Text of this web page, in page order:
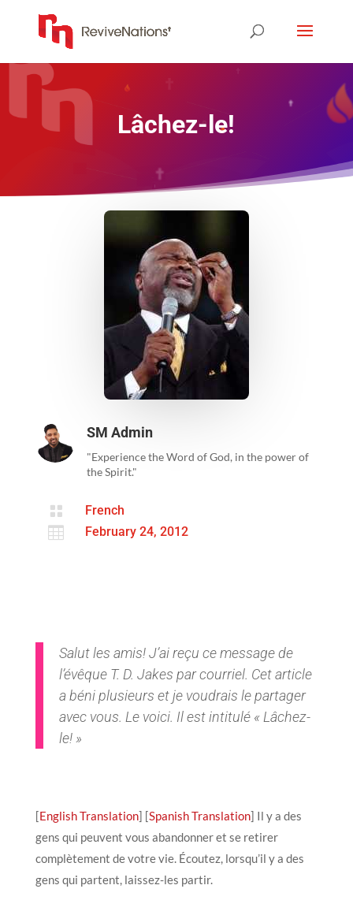
Lâchez-le!
SM Admin
"Experience the Word of God, in the power of
the Spirit."
 French
 February 24, 2012
Salutles amis!J’ai reçu ce message de
l’évêque T. D. Jakes par courriel. Cet article
a béni plusieurs et je voudrais le partager
avec vous. Le voici. Il est intitulé « Lâchez-
le! »
[English Translation] [Spanish Translation] Il y a des
gens qui peuvent vous abandonner et se retirer
complètement de votre vie. Écoutez, lorsqu’il y a des
gens qui partent, laissez-les partir.